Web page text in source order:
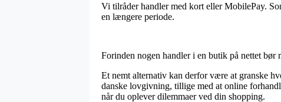
Vi tilråder handler med kort eller MobilePay.
en længere periode.
Forinden nogen handler i en butik på nettet bør
Et nemt alternativ kan derfor være at granske
danske lovgivning, tillige med at online
når du oplever dilemmaer ved din shopping.